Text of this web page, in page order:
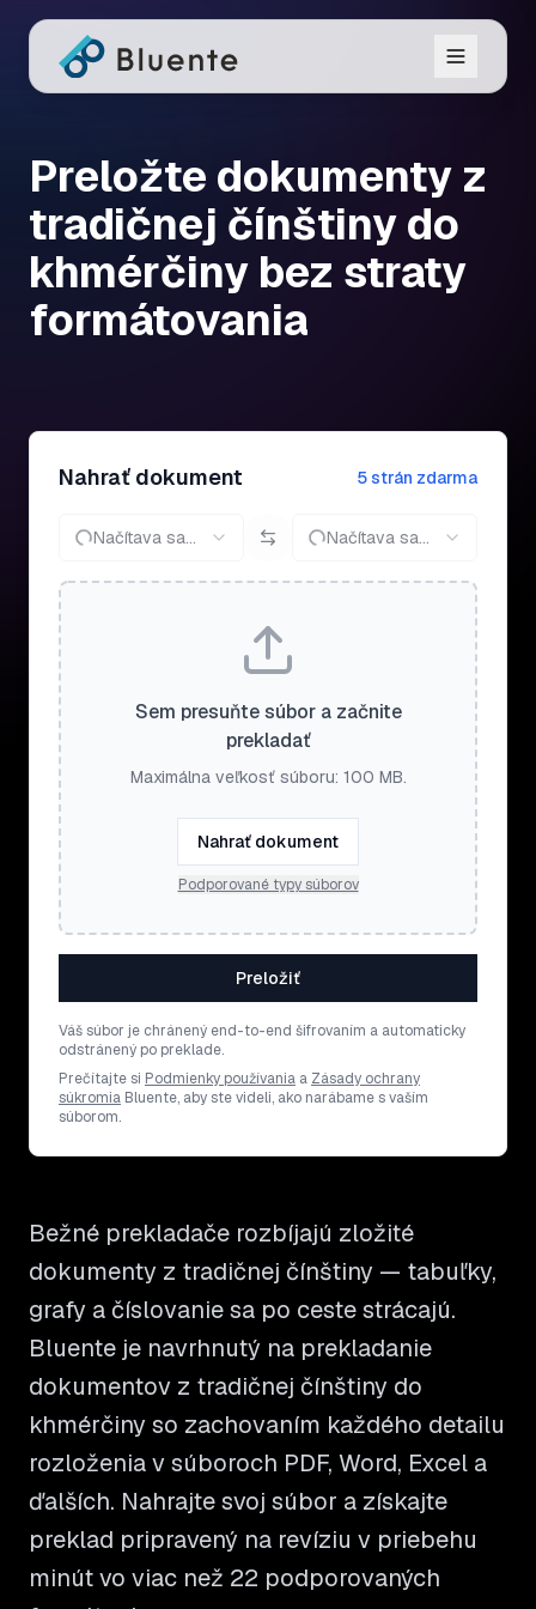
Preložte dokumenty z
tradičnej čínštiny do
khmérčiny bez straty
formátovania
Nahrať dokument 5 strán zdarma
Načítava sa... Načítava sa...
Sem presuňte súbor a začnite
prekladať
Maximálna veľkosť súboru: 100 MB.
Nahrať dokument
Podporované typy súborov
Preložiť
Váš súbor je chránený end-to-end šifrovaním a automaticky
odstránený po preklade.
Prečítajte si Podmienky používania a Zásady ochrany
súkromia Bluente, aby ste videli, ako narábame s vaším
súborom.
Bežné prekladače rozbíjajú zložité
dokumenty z tradičnej čínštiny — tabuľky,
grafy a číslovanie sa po ceste strácajú.
Bluente je navrhnutý na prekladanie
dokumentov z tradičnej čínštiny do
khmérčiny so zachovaním každého detailu
rozloženia v súboroch PDF, Word, Excel a
ďalších. Nahrajte svoj súbor a získajte
preklad pripravený na revíziu v priebehu
minút vo viac než 22 podporovaných